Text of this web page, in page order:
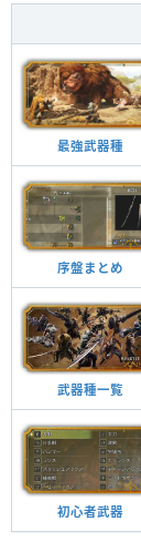
最強武器種
序盤まとめ
武器種一覧
初心者武器